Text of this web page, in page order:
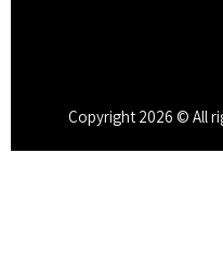
Copyright 2026 © All